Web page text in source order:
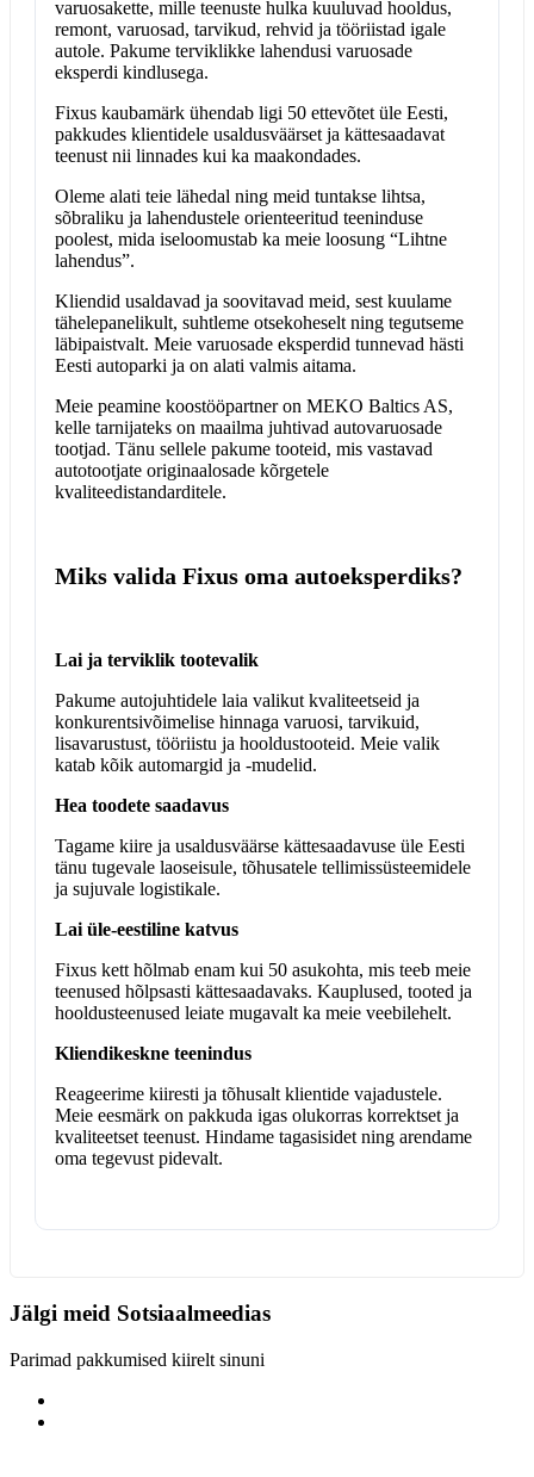
varuosakette, mille teenuste hulka kuuluvad hooldus,
remont, varuosad, tarvikud, rehvid ja tööriistad igale
autole. Pakume terviklikke lahendusi varuosade
eksperdi kindlusega.
Fixus kaubamärk ühendab ligi 50 ettevõtet üle Eesti,
pakkudes klientidele usaldusväärset ja kättesaadavat
teenust nii linnades kui ka maakondades.
Oleme alati teie lähedal ning meid tuntakse lihtsa,
sõbraliku ja lahendustele orienteeritud teeninduse
poolest, mida iseloomustab ka meie loosung “Lihtne
lahendus”.
Kliendid usaldavad ja soovitavad meid, sest kuulame
tähelepanelikult, suhtleme otsekoheselt ning tegutseme
läbipaistvalt. Meie varuosade eksperdid tunnevad hästi
Eesti autoparki ja on alati valmis aitama.
Meie peamine koostööpartner on MEKO Baltics AS,
kelle tarnijateks on maailma juhtivad autovaruosade
tootjad. Tänu sellele pakume tooteid, mis vastavad
autotootjate originaalosade kõrgetele
kvaliteedistandarditele.
Miks valida Fixus oma autoeksperdiks?
Lai ja terviklik tootevalik
Pakume autojuhtidele laia valikut kvaliteetseid ja
konkurentsivõimelise hinnaga varuosi, tarvikuid,
lisavarustust, tööriistu ja hooldustooteid. Meie valik
katab kõik automargid ja -mudelid.
Hea toodete saadavus
Tagame kiire ja usaldusväärse kättesaadavuse üle Eesti
tänu tugevale laoseisule, tõhusatele tellimissüsteemidele
ja sujuvale logistikale.
Lai üle-eestiline katvus
Fixus kett hõlmab enam kui 50 asukohta, mis teeb meie
teenused hõlpsasti kättesaadavaks. Kauplused, tooted ja
hooldusteenused leiate mugavalt ka meie veebilehelt.
Kliendikeskne teenindus
Reageerime kiiresti ja tõhusalt klientide vajadustele.
Meie eesmärk on pakkuda igas olukorras korrektset ja
kvaliteetset teenust. Hindame tagasisidet ning arendame
oma tegevust pidevalt.
Jälgi meid Sotsiaalmeedias
Parimad pakkumised kiirelt sinuni